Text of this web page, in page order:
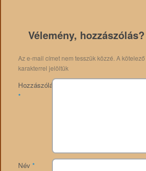
Vélemény, hozzászólás?
Az e-mail címet nem tesszük közzé. A
karakterrel jelöltük
Hozzászólás
*
Név *